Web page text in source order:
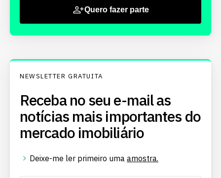
Quero fazer parte
NEWSLETTER GRATUITA
Receba no seu e-mail as
notícias mais importantes do
mercado imobiliário
Deixe-me ler primeiro uma amostra.